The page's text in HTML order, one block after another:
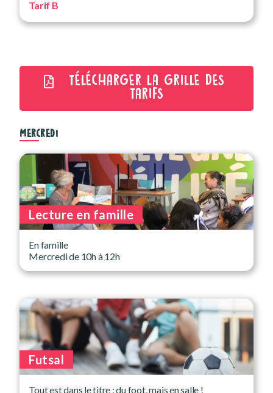
Tarif B
TÉLÉCHARGER LA GRILLE DES
TARIFS
MERCREDI
Lecture en famille
En famille
Mercredi de 10h à 12h
Futsal
Tout est dans le titre : du foot, mais en salle !